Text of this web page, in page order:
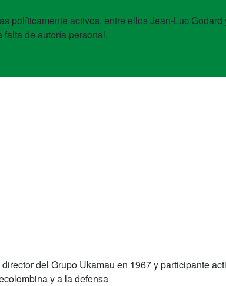
políticamente activos, entre ellos Jean-Luc
de autoría personal.
del Grupo Ukamau en 1967 y participante
y a la defensa